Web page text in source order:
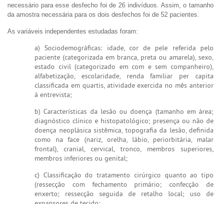
necessário para esse desfecho foi de 26 indivíduos. Assim, o tamanho
da amostra necessária para os dois desfechos foi de 52 pacientes.
As variáveis independentes estudadas foram:
a) Sociodemográficas: idade, cor de pele referida pelo
paciente (categorizada em branca, preta ou amarela), sexo,
estado civil (categorizado em com e sem companheiro),
alfabetização, escolaridade, renda familiar per capita
classificada em quartis, atividade exercida no mês anterior
à entrevista;
b) Características da lesão ou doença (tamanho em área;
diagnóstico clínico e histopatológico; presença ou não de
doença neoplásica sistêmica, topografia da lesão, definida
como na face (nariz, orelha, lábio, periorbitária, malar
frontal), cranial, cervical, tronco, membros superiores,
membros inferiores ou genital;
c) Classificação do tratamento cirúrgico quanto ao tipo
(ressecção com fechamento primário; confecção de
enxerto; ressecção seguida de retalho local; uso de